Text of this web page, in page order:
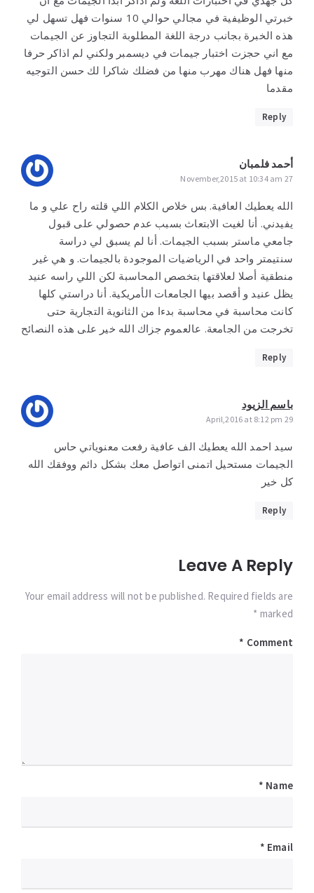
خبرتي الوظيفية في مجالي حوالي 10 سنوات فهل تسهل لي
هذه الخبرة بجانب درجة اللغة المطلوبة التجاوز عن الجيمات
مع اني حجزت اختبار جيمات في ديسمبر ولكني لم اذاكر حرفا
منها فهل هناك مهرب منها من فضلك شاكرا لك حسن التوجيه
مقدما
Reply
أحمد فلمبان
27 November,2015 at 10:34 am
الله يعطيك العافية. بس خلاص الكلام اللي قلته راح علي و ما
يفيدني. أنا لغيت الابتعاث بسبب عدم حصولي على قبول
جامعي ماستر بسبب الجيمات. أنا لم يسبق لي دراسة
سنتيمتر واحد في الرياضيات الموجودة بالجيمات. و هي غير
منطقية أصلا لعلاقتها بتخصص المحاسبة لكن اللي راسه عنيد
يظل عنيد و أقصد بيها الجامعات الأمريكية. أنا دراستي كلها
كانت محاسبة في محاسبة بدءا من الثانوية التجارية حتى
تخرجت من الجامعة. عالعموم جزاك الله خير على هذه النصائح
Reply
باسم الزيود
29 April,2016 at 8:12 pm
سيد احمد الله يعطيك الف عافية رفعت معنوياتي حاس
الجيمات مستحيل اتمنى اتواصل معك بشكل دائم ووفقك الله
كل خير
Reply
Leave A Reply
Your email address will not be published. Required fields are
marked *
Comment
*
Name
*
Email
*